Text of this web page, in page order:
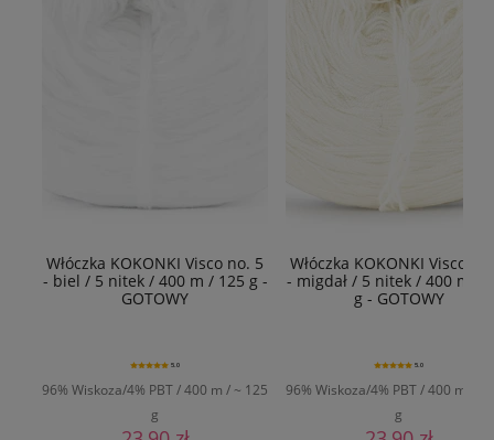
Włóczka KOKONKI Visco no. 5
- biel / 5 nitek / 400 m / 125 g -
GOTOWY
96% Wiskoza/4% PBT / 400 m / ~ 125
g
5.0
Włóczka KOKONKI Visco
- migdał / 5 nitek / 400 m /
g - GOTOWY
96% Wiskoza/4% PBT / 400 m / ~
g
5.0